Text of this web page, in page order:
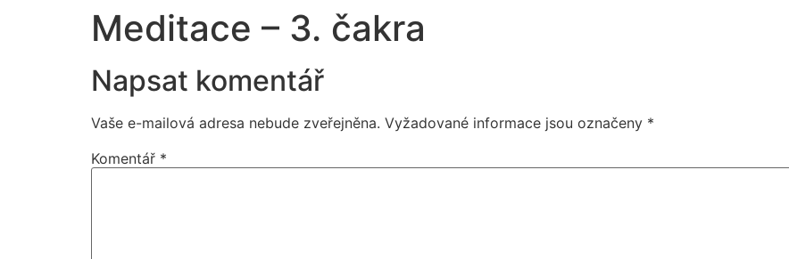
Meditace – 3. čakra
Napsat komentář
Vaše e-mailová adresa nebude zveřejněna. Vyžadované informace jsou označeny *
Komentář *